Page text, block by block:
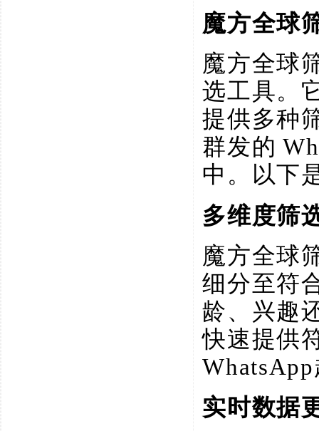
魔方全球
魔方全球
选工具。
提供多种
群发的
中。以下
多维度筛
魔方全球
细分至符
龄、兴趣
快速提供
实时数据